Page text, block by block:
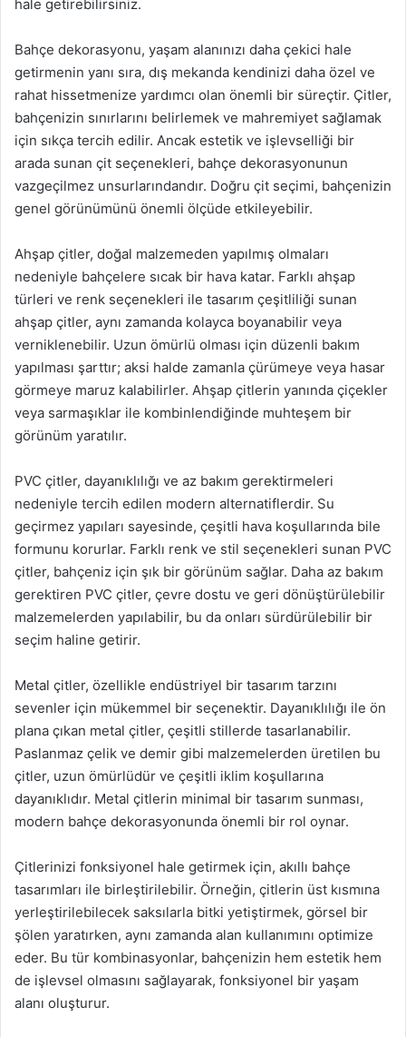
hale getirebilirsiniz.
Bahçe dekorasyonu, yaşam alanınızı daha çekici hale
getirmenin yanı sıra, dış mekanda kendinizi daha özel ve
rahat hissetmenize yardımcı olan önemli bir süreçtir. Çitler,
bahçenizin sınırlarını belirlemek ve mahremiyet sağlamak
için sıkça tercih edilir. Ancak estetik ve işlevselliği bir
arada sunan çit seçenekleri, bahçe dekorasyonunun
vazgeçilmez unsurlarındandır. Doğru çit seçimi, bahçenizin
genel görünümünü önemli ölçüde etkileyebilir.
Ahşap çitler, doğal malzemeden yapılmış olmaları
nedeniyle bahçelere sıcak bir hava katar. Farklı ahşap
türleri ve renk seçenekleri ile tasarım çeşitliliği sunan
ahşap çitler, aynı zamanda kolayca boyanabilir veya
verniklenebilir. Uzun ömürlü olması için düzenli bakım
yapılması şarttır; aksi halde zamanla çürümeye veya hasar
görmeye maruz kalabilirler. Ahşap çitlerin yanında çiçekler
veya sarmaşıklar ile kombinlendiğinde muhteşem bir
görünüm yaratılır.
PVC çitler, dayanıklılığı ve az bakım gerektirmeleri
nedeniyle tercih edilen modern alternatiflerdir. Su
geçirmez yapıları sayesinde, çeşitli hava koşullarında bile
formunu korurlar. Farklı renk ve stil seçenekleri sunan PVC
çitler, bahçeniz için şık bir görünüm sağlar. Daha az bakım
gerektiren PVC çitler, çevre dostu ve geri dönüştürülebilir
malzemelerden yapılabilir, bu da onları sürdürülebilir bir
seçim haline getirir.
Metal çitler, özellikle endüstriyel bir tasarım tarzını
sevenler için mükemmel bir seçenektir. Dayanıklılığı ile ön
plana çıkan metal çitler, çeşitli stillerde tasarlanabilir.
Paslanmaz çelik ve demir gibi malzemelerden üretilen bu
çitler, uzun ömürlüdür ve çeşitli iklim koşullarına
dayanıklıdır. Metal çitlerin minimal bir tasarım sunması,
modern bahçe dekorasyonunda önemli bir rol oynar.
Çitlerinizi fonksiyonel hale getirmek için, akıllı bahçe
tasarımları ile birleştirilebilir. Örneğin, çitlerin üst kısmına
yerleştirilebilecek saksılarla bitki yetiştirmek, görsel bir
şölen yaratırken, aynı zamanda alan kullanımını optimize
eder. Bu tür kombinasyonlar, bahçenizin hem estetik hem
de işlevsel olmasını sağlayarak, fonksiyonel bir yaşam
alanı oluşturur.